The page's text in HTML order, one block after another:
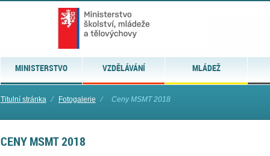
MINISTERSTVO VZDĚLÁVÁNÍ MLÁDEŽ
Titulní stránka ⁄ Fotogalerie ⁄ Ceny MSMT 2018
CENY MSMT 2018